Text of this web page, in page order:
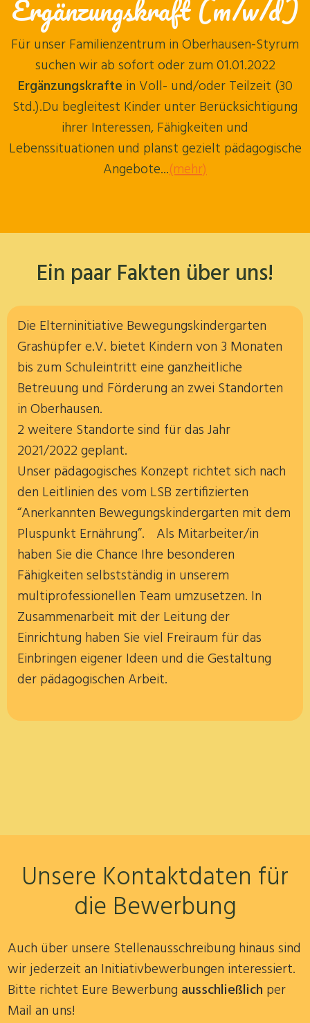
Ergänzungskraft (m/w/d)
Für unser Familienzentrum in Oberhausen-Styrum
suchen wir ab sofort oder zum 01.01.2022
Ergänzungskrafte in Voll- und/oder Teilzeit (30
Std.).Du begleitest Kinder unter Berücksichtigung
ihrer Interessen, Fähigkeiten und
Lebenssituationen und planst gezielt pädagogische
Angebote...(mehr)
Ein paar Fakten über uns!
Die Elterninitiative Bewegungskindergarten
Grashüpfer e.V. bietet Kindern von 3 Monaten
bis zum Schuleintritt eine ganzheitliche
Betreuung und Förderung an zwei Standorten
in Oberhausen.
2 weitere Standorte sind für das Jahr
2021/2022 geplant.
Unser pädagogisches Konzept richtet sich nach
den Leitlinien des vom LSB zertifizierten
“Anerkannten Bewegungskindergarten mit dem
Pluspunkt Ernährung”. Als Mitarbeiter/in
haben Sie die Chance Ihre besonderen
Fähigkeiten selbstständig in unserem
multiprofessionellen Team umzusetzen. In
Zusammenarbeit mit der Leitung der
Einrichtung haben Sie viel Freiraum für das
Einbringen eigener Ideen und die Gestaltung
der pädagogischen Arbeit.
Unsere Kontaktdaten für
die Bewerbung
Auch über unsere Stellenausschreibung hinaus sind
wir jederzeit an Initiativbewerbungen interessiert.
Bitte richtet Eure Bewerbung ausschließlich per
Mail an uns!